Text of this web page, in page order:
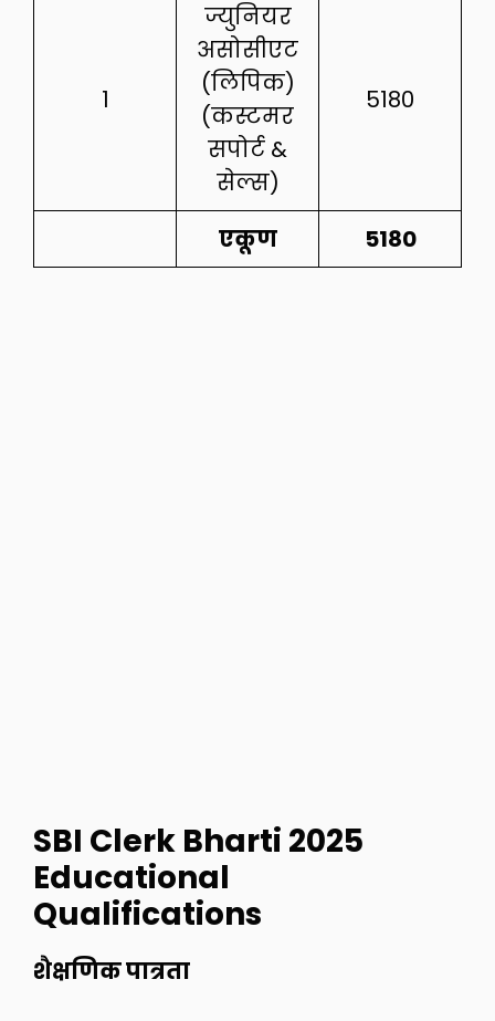
1
ज्युनियर
असोसीएट
(लिपिक)
(कस्टमर
सपोर्ट &
सेल्स)
5180
एकूण 5180
SBI Clerk Bharti 2025
Educational
Qualifications
शैक्षणिक पात्रता